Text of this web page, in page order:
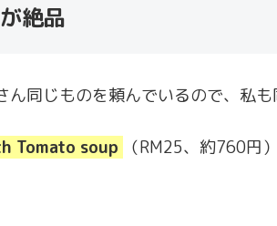
絶品
同じものを頼んでいるので、私も
Tomato soup
（RM25、約760円